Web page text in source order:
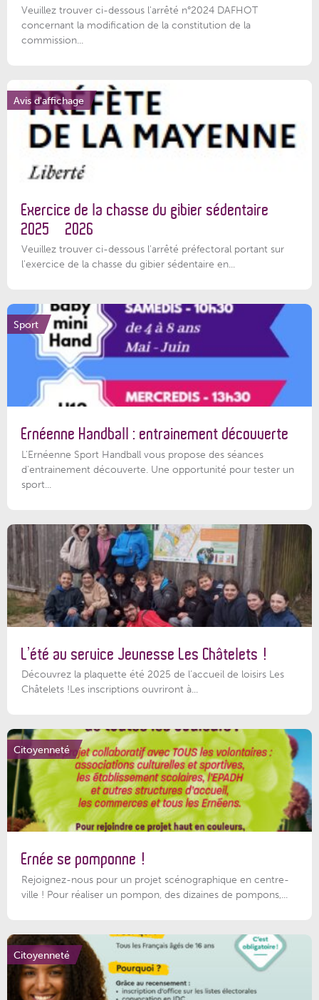
Veuillez trouver ci-dessous l'arrêté n°2024 DAFHOT
concernant la modification de la constitution de la
commission...
Avis d'affichage
Exercice de la chasse du gibier sédentaire
2025 – 2026
Veuillez trouver ci-dessous l'arrêté préfectoral portant sur
l'exercice de la chasse du gibier sédentaire en...
Sport
Ernéenne Handball : entrainement découverte
L'Ernéenne Sport Handball vous propose des séances
d'entrainement découverte. Une opportunité pour tester un
sport...
L’été au service Jeunesse Les Châtelets !
Découvrez la plaquette été 2025 de l’accueil de loisirs Les
Châtelets !Les inscriptions ouvriront à...
Citoyenneté
Ernée se pomponne !
Rejoignez-nous pour un projet scénographique en centre-
ville ! Pour réaliser un pompon, des dizaines de pompons,...
Citoyenneté